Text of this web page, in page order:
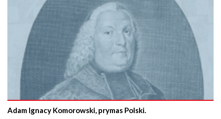
Adam Ignacy Komorowski, prymas Polski.